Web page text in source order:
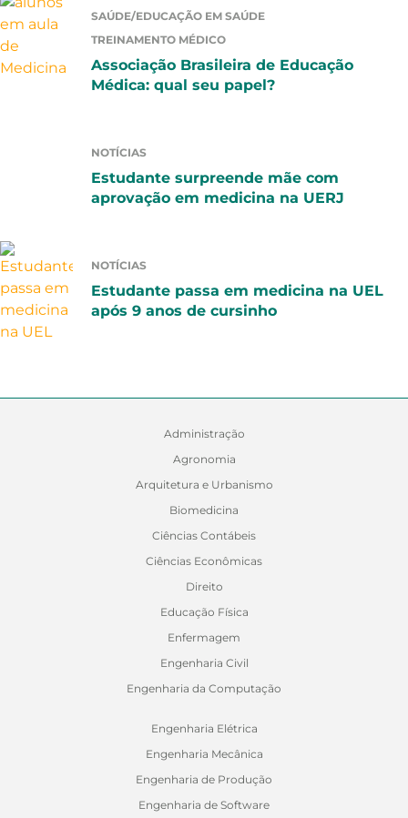
SAÚDE/EDUCAÇÃO EM SAÚDE
TREINAMENTO MÉDICO
Associação Brasileira de Educação
Médica: qual seu papel?
NOTÍCIAS
Estudante surpreende mãe com
aprovação em medicina na UERJ
NOTÍCIAS
Estudante passa em medicina na UEL
após 9 anos de cursinho
Administração
Agronomia
Arquitetura e Urbanismo
Biomedicina
Ciências Contábeis
Ciências Econômicas
Direito
Educação Física
Enfermagem
Engenharia Civil
Engenharia da Computação
Engenharia Elétrica
Engenharia Mecânica
Engenharia de Produção
Engenharia de Software